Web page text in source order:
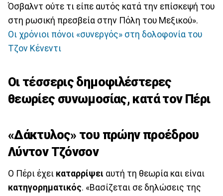
Όσβαλντ ούτε τι είπε αυτός κατά την επίσκεψή του
στη ρωσική πρεσβεία στην Πόλη του Μεξικού».
Οι χρόνιοι πόνοι «συνεργός» στη δολοφονία του
Τζον Κένεντι
Οι τέσσερις δημοφιλέστερες
θεωρίες συνωμοσίας, κατά τον Πέρι
«Δάκτυλος» του πρώην προέδρου
Λύντον Τζόνσον
Ο Πέρι έχει καταρρίψει αυτή τη θεωρία και είναι
κατηγορηματικός. «Βασίζεται σε δηλώσεις της